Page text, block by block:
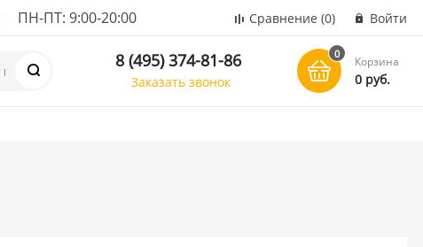
ПН-ПТ: 9:00-20:00 Сравнение (0) Войти
8 (495) 374-81-86
Заказать звонок
0
Корзина
0 руб.